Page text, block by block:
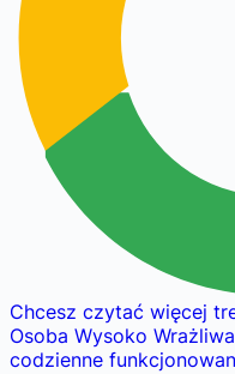
Chcesz czytać więcej
Osoba Wysoko
codzienne